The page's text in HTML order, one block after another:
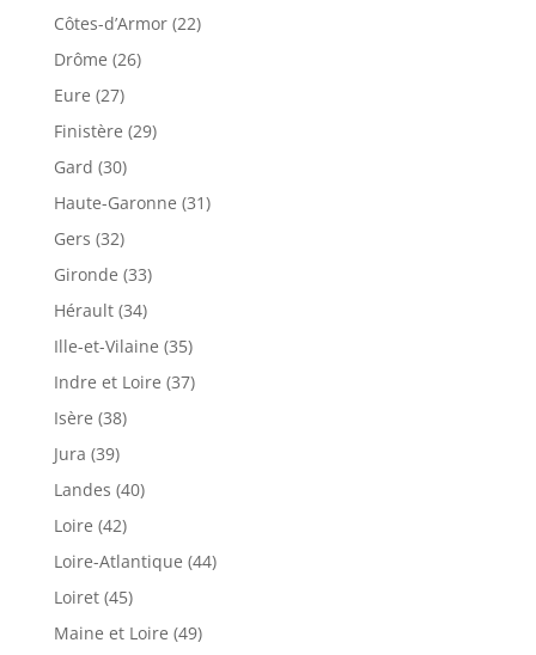
Côtes-d’Armor (22)
Drôme (26)
Eure (27)
Finistère (29)
Gard (30)
Haute-Garonne (31)
Gers (32)
Gironde (33)
Hérault (34)
Ille-et-Vilaine (35)
Indre et Loire (37)
Isère (38)
Jura (39)
Landes (40)
Loire (42)
Loire-Atlantique (44)
Loiret (45)
Maine et Loire (49)